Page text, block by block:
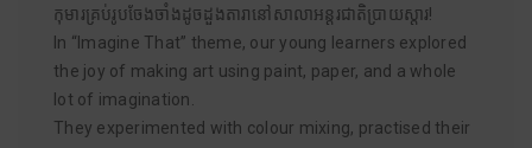
កុមារគ្រប់រូបចែងចាំងដូចដួងតារានៅសាលាអន្តរជាតិប្រាយស្តារ!
In “Imagine That” theme, our young learners explored
the joy of making art using paint, paper, and a whole
lot of imagination.
They experimented with colour mixing, practised their